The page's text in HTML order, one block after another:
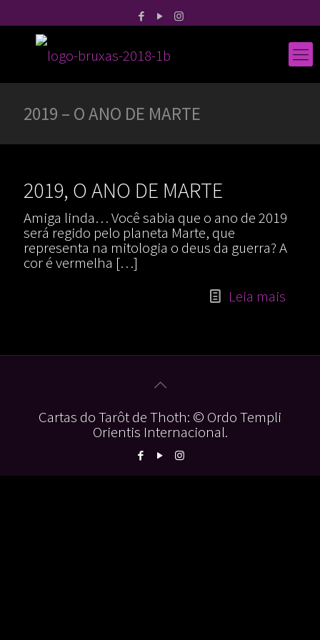
2019 – O ANO DE MARTE
2019, O ANO DE MARTE
Amiga linda… Você sabia que o ano de 2019
será regido pelo planeta Marte, que
representa na mitologia o deus da guerra? A
cor é vermelha […]
Leia mais
Cartas do Tarôt de Thoth: © Ordo Templi
Orientis Internacional.